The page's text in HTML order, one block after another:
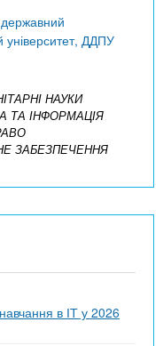
університет, ДДПУ
НАУКИ
ТА ІНФОРМАЦІЯ
ЗАБЕЗПЕЧЕННЯ
в ІТ у 2026